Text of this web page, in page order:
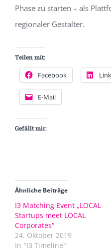
Phase zu starten – als
regionaler Gestalter.
Teilen mit:
Facebook
E-Mail
Gefällt mir:
Ähnliche Beiträge
I3 Matching Event „LOCAL
Startups meet LOCAL
Corporates“
24. Oktober 2019
In "I3 Timeline"